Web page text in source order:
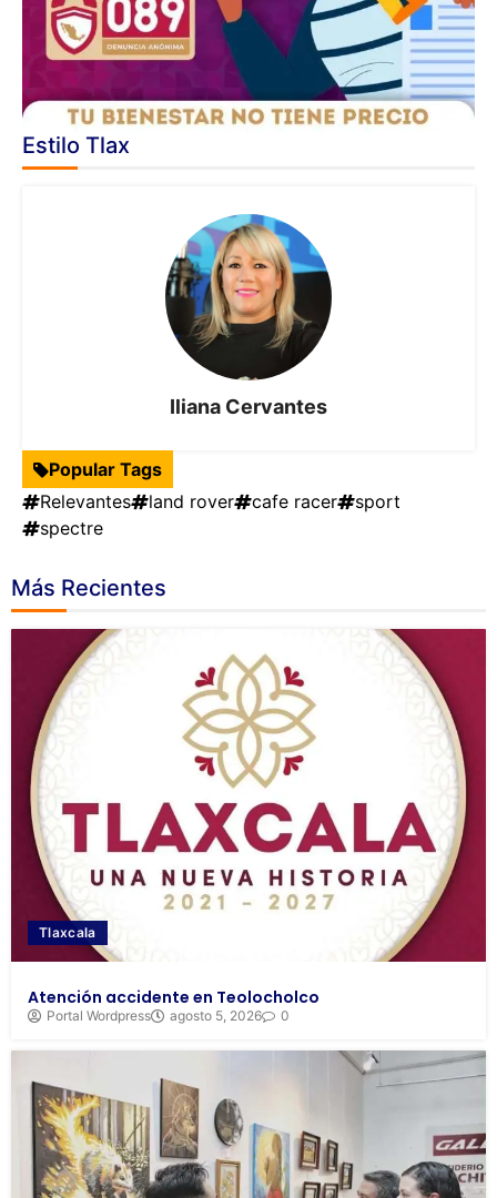
Estilo Tlax
Iliana Cervantes
Popular Tags
Relevantes
land rover cafe racer
sport
spectre
Más Recientes
Tlaxcala
Atención accidente en Teolocholco
Portal Wordpress agosto 5, 2026 0